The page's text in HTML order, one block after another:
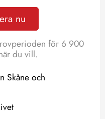
nu
för 6 900
du vill.
Skåne och